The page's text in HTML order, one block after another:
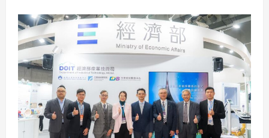
人
才
24
屆
金
爵
際
餐
飲
暨
旅
遊
大
賽